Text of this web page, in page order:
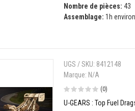
Nombre de pièces: 43
Assemblage: 1h environ
UGS / SKU: 8412148
Marque: N/A
(0)
U-GEARS : Top Fuel